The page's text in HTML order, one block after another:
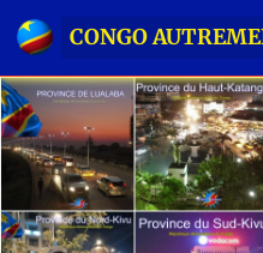
CONGO